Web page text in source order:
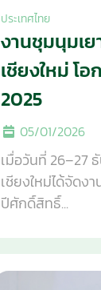
ประเทศไทย
งานชุมนุมเ
เชียงใหม่ โ
2025
05/01/2026
เมื่อวันที่ 26–27
เชียงใหม่ได้จัดง
ปีศักดิ์สิทธิ์...